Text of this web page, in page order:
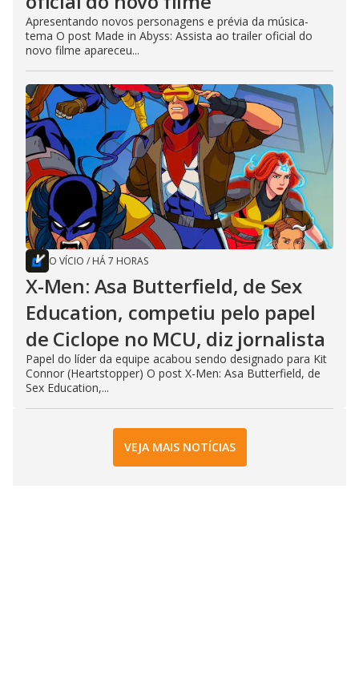
Apresentando novos personagens e prévia da música-
tema O post Made in Abyss: Assista ao trailer oficial do
novo filme apareceu...
O VÍCIO / HÁ 7 HORAS
X-Men: Asa Butterfield, de Sex
Education, competiu pelo papel
de Ciclope no MCU, diz jornalista
Papel do líder da equipe acabou sendo designado para Kit
Connor (Heartstopper) O post X-Men: Asa Butterfield, de
Sex Education,...
VEJA MAIS NOTÍCIAS